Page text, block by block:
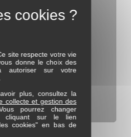
à poser 1 tiroir + 1 niche
site respecte votre vie
donne le choix des
autoriser sur votre
plus, consultez la
collecte et gestion des
pourrez changer
cliquant sur le lien
cookies" en bas de